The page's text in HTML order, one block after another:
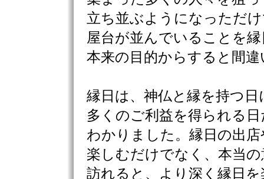
立ち並ぶようになっただ
屋台が並んでいることを
本来の目的からすると間
縁日は、神仏と縁を持つ
多くのご利益を得られる
わかりました。縁日の出
楽しむだけでなく、本当
訪れると、より深く縁日